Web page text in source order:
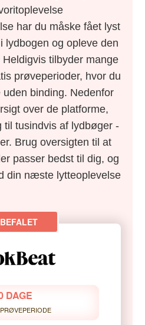
har du måske fået lyst
lydbogen og opleve den
tilbyder mange
prøveperioder, hvor du
binding. Nedenfor
over de platforme,
til tusindvis af lydbøger -
Brug oversigten til at
passer bedst til dig, og
din næste lytteoplevelse
DAGE